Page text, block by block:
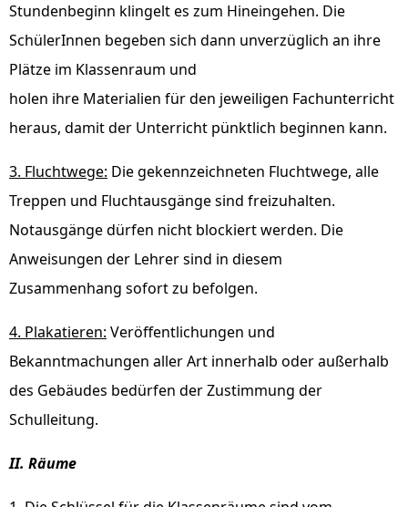
Stundenbeginn klingelt es zum Hineingehen. Die
SchülerInnen begeben sich dann unverzüglich an ihre
Plätze im Klassenraum und
holen ihre Materialien für den jeweiligen Fachunterricht
heraus, damit der Unterricht pünktlich beginnen kann.
3. Fluchtwege: Die gekennzeichneten Fluchtwege, alle
Treppen und Fluchtausgänge sind freizuhalten.
Notausgänge dürfen nicht blockiert werden. Die
Anweisungen der Lehrer sind in diesem
Zusammenhang sofort zu befolgen.
4. Plakatieren: Veröffentlichungen und
Bekanntmachungen aller Art innerhalb oder außerhalb
des Gebäudes bedürfen der Zustimmung der
Schulleitung.
II. Räume